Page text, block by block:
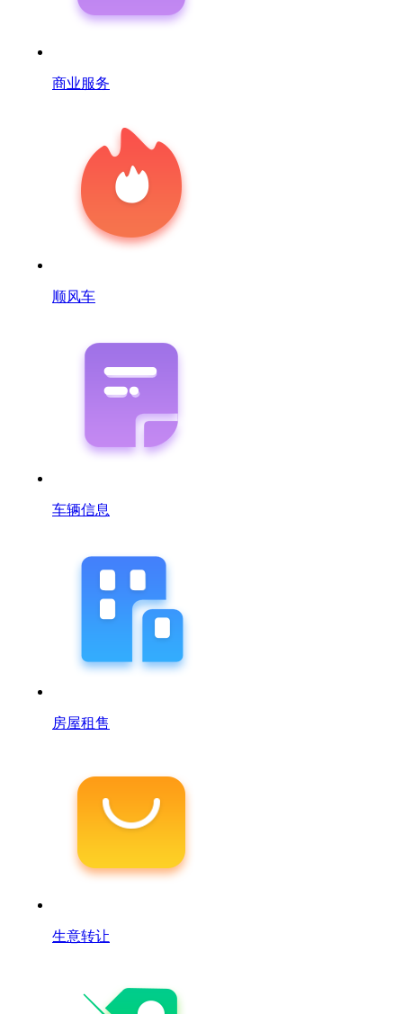
商业服务
顺风车
车辆信息
房屋租售
生意转让